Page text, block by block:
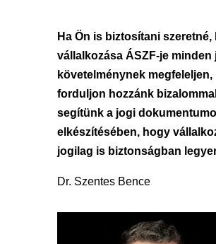
Ha Ön is biztosítani szeretné,
vállalkozása ÁSZF-je minden
követelménynek megfeleljen,
forduljon hozzánk
segítünk a jogi
elkészítésében, hogy
jogilag is biztonságban
Dr. Szentes Bence